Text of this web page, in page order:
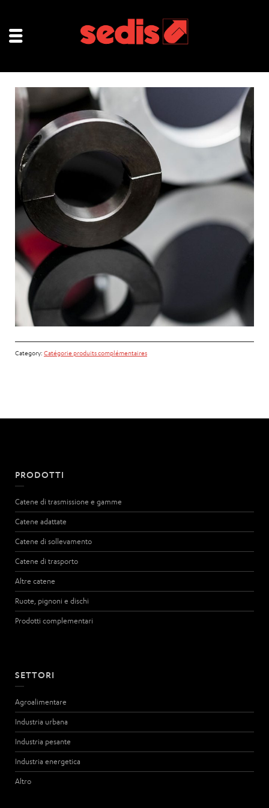
Category: Catégorie produits complémentaires
PRODOTTI
Catene di trasmissione e gamme
Catene adattate
Catene di sollevamento
Catene di trasporto
Altre catene
Ruote, pignoni e dischi
Prodotti complementari
SETTORI
Agroalimentare
Industria urbana
Industria pesante
Industria energetica
Altro